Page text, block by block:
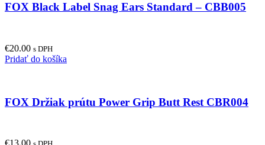
FOX Black Label Snag Ears Standard – CBB005
€20.00 s DPH
Pridať do košíka
FOX Držiak prútu Power Grip Butt Rest CBR004